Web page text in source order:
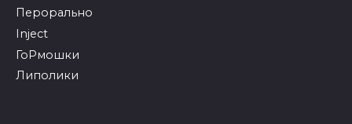
Перорально
Inject
ГоРмошки
Липолики